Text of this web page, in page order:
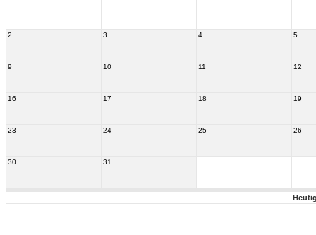
2 3 4 5
9 10 11 12
16 17 18 19
23 24 25 26
30 31